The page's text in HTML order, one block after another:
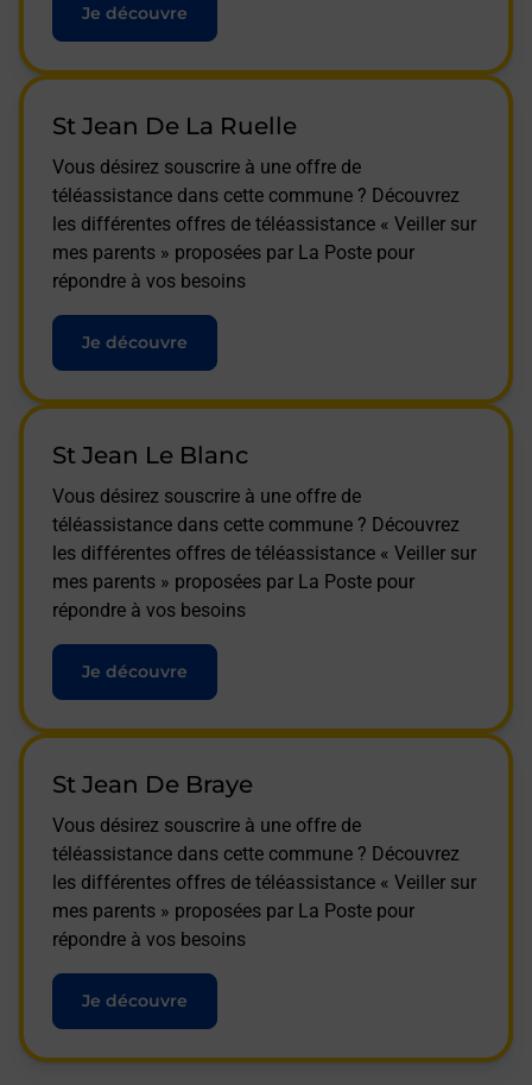
Je découvre
St Jean De La Ruelle
Vous désirez souscrire à une offre de
téléassistance dans cette commune ? Découvrez
les différentes offres de téléassistance « Veiller sur
mes parents » proposées par La Poste pour
répondre à vos besoins
Je découvre
St Jean Le Blanc
Vous désirez souscrire à une offre de
téléassistance dans cette commune ? Découvrez
les différentes offres de téléassistance « Veiller sur
mes parents » proposées par La Poste pour
répondre à vos besoins
Je découvre
St Jean De Braye
Vous désirez souscrire à une offre de
téléassistance dans cette commune ? Découvrez
les différentes offres de téléassistance « Veiller sur
mes parents » proposées par La Poste pour
répondre à vos besoins
Je découvre